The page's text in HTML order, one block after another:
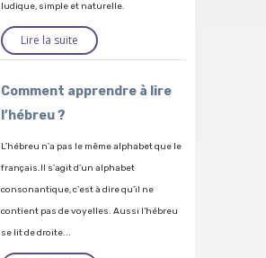
ludique, simple et naturelle.
Lire la suite
Comment apprendre à lire
l’hébreu ?
L’hébreu n’a pas le même alphabet que le
français.Il s’agit d’un alphabet
consonantique, c’est à dire qu’il ne
contient pas de voyelles. Aussi l’hébreu
se lit de droite...